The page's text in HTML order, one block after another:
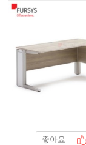
좋아요